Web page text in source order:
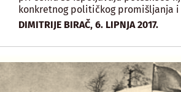
konkretnog političkog promišljanja
DIMITRIJE BIRAČ, 6. LIPNJA 2017.